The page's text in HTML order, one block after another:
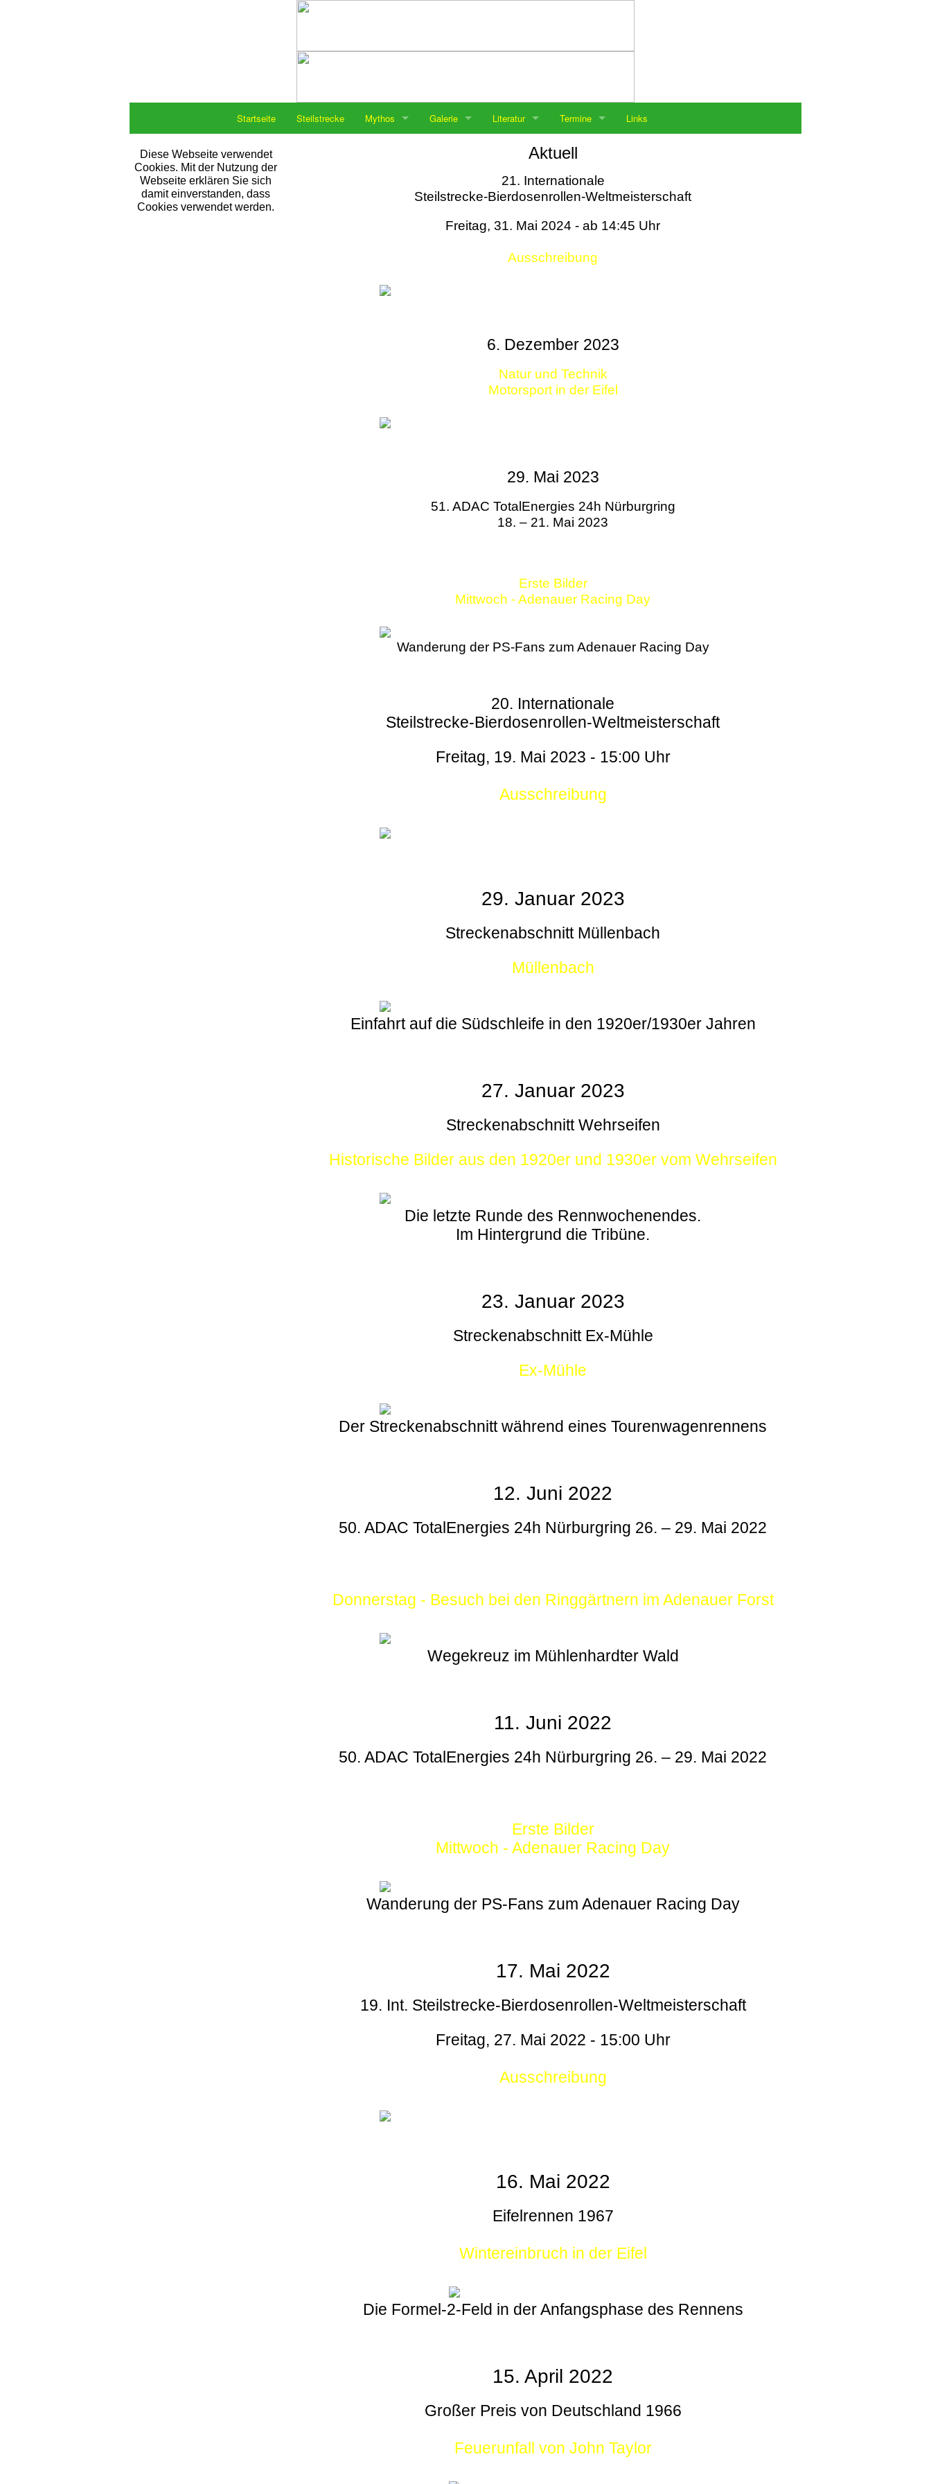
Startseite Steilstrecke Mythos Galerie Literatur Termine Links
Diese Webseite verwendet
Cookies. Mit der Nutzung der
Webseite erklären Sie sich
damit einverstanden, dass
Cookies verwendet werden.
Aktuell
21. Internationale
Steilstrecke-Bierdosenrollen-Weltmeisterschaft
Freitag, 31. Mai 2024 - ab 14:45 Uhr
Ausschreibung
6. Dezember 2023
Natur und Technik
Motorsport in der Eifel
29. Mai 2023
51. ADAC TotalEnergies 24h Nürburgring
18. – 21. Mai 2023
Erste Bilder
Mittwoch - Adenauer Racing Day
Wanderung der PS-Fans zum Adenauer Racing Day
20. Internationale
Steilstrecke-Bierdosenrollen-Weltmeisterschaft
Freitag, 19. Mai 2023 - 15:00 Uhr
Ausschreibung
29. Januar 2023
Streckenabschnitt Müllenbach
Müllenbach
Einfahrt auf die Südschleife in den 1920er/1930er Jahren
27. Januar 2023
Streckenabschnitt Wehrseifen
Historische Bilder aus den 1920er und 1930er vom Wehrseifen
Die letzte Runde des Rennwochenendes.
Im Hintergrund die Tribüne.
23. Januar 2023
Streckenabschnitt Ex-Mühle
Ex-Mühle
Der Streckenabschnitt während eines Tourenwagenrennens
12. Juni 2022
50. ADAC TotalEnergies 24h Nürburgring 26. – 29. Mai 2022
Donnerstag - Besuch bei den Ringgärtnern im Adenauer Forst
Wegekreuz im Mühlenhardter Wald
11. Juni 2022
50. ADAC TotalEnergies 24h Nürburgring 26. – 29. Mai 2022
Erste Bilder
Mittwoch - Adenauer Racing Day
Wanderung der PS-Fans zum Adenauer Racing Day
17. Mai 2022
19. Int. Steilstrecke-Bierdosenrollen-Weltmeisterschaft
Freitag, 27. Mai 2022 - 15:00 Uhr
Ausschreibung
16. Mai 2022
Eifelrennen 1967
Wintereinbruch in der Eifel
Die Formel-2-Feld in der Anfangsphase des Rennens
15. April 2022
Großer Preis von Deutschland 1966
Feuerunfall von John Taylor